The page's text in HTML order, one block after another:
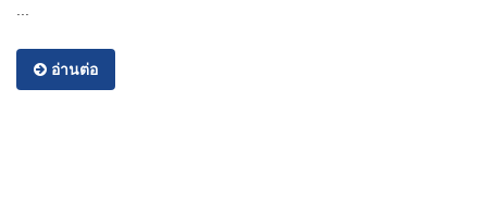
...
อ่านต่อ